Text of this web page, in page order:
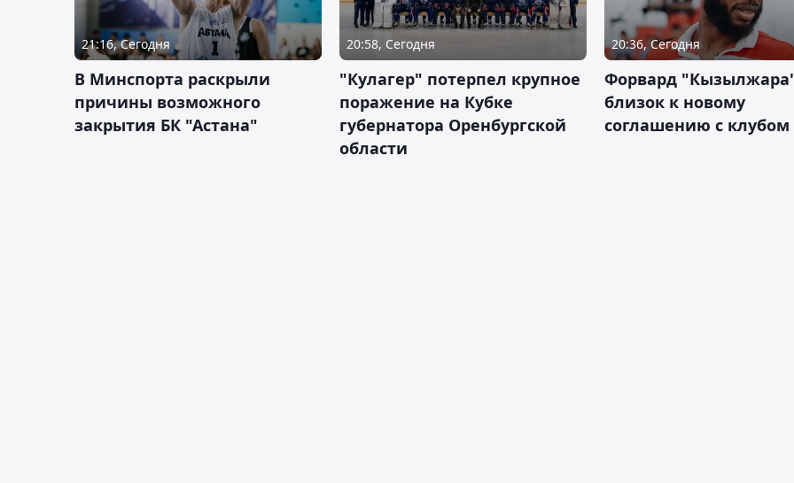
21:16, Сегодня
В Минспорта раскрыли
причины возможного
закрытия БК "Астана"
20:58, Сегодня
"Кулагер" потерпел крупное
поражение на Кубке
губернатора Оренбургской
области
20:36, Сегодня
Форвард
близок к новому
соглашению с клубом